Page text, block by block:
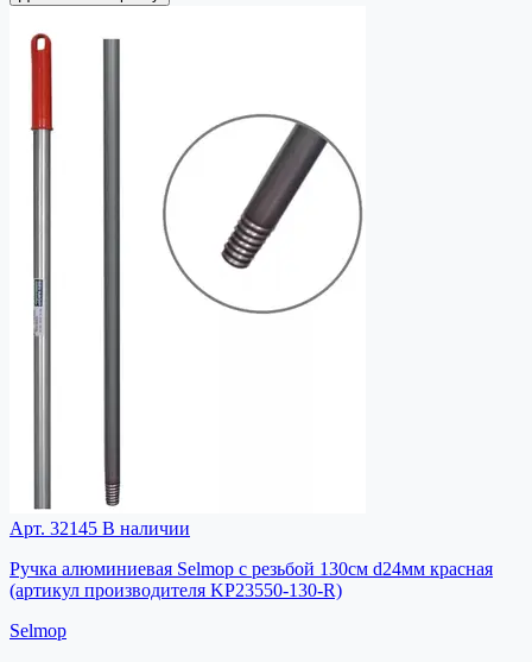
Арт. 32145 В наличии
Ручка алюминиевая Selmop с резьбой 130см d24мм красная
(артикул производителя KP23550-130-R)
Selmop